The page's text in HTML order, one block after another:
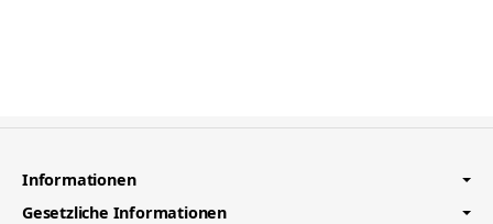
Informationen
Gesetzliche Informationen